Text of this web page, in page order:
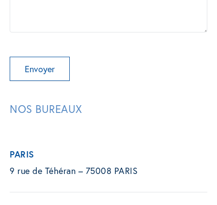
Envoyer
NOS BUREAUX
PARIS
9 rue de Téhéran – 75008 PARIS